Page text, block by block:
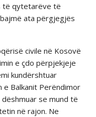
të qytetarëve të
ata përgjegjës
civile në Kosovë
e çdo përpjekjeje
kundërshtuar
Balkanit Perëndimor
se mund të
në rajon. Ne